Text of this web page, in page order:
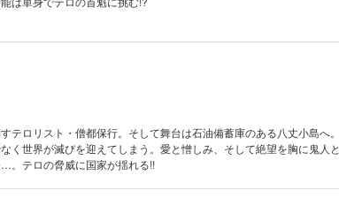
テロリスト・僧都保行。そして舞台は石油備蓄庫のある八丈小島へ
く世界が滅びを迎えてしまう。愛と憎しみ、そして絶望を胸に鬼人
。テロの脅威に国家が揺れる!!